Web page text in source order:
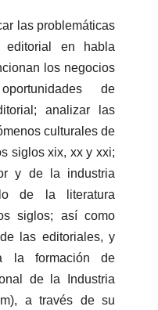
las problemáticas
en habla
los negocios
de
analizar las
culturales de
siglos xix, xx y xxi;
y de la industria
de la literatura
siglos; así como
las editoriales, y
la formación de
de la Industria
a través de su